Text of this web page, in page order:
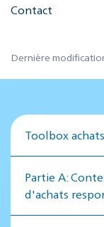
Contact
Dernière
Toolbox
Par­tie A:
d'achats